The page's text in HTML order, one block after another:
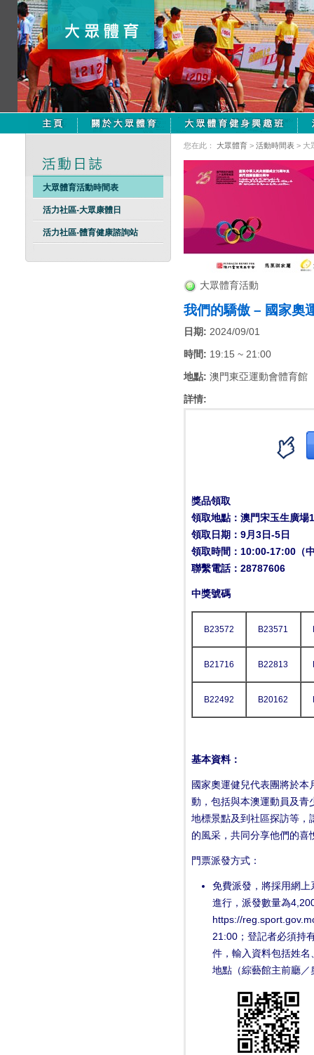
大眾體育活動時間表
活力社區-大眾康體日
活力社區-體育健康諮詢站
您在此： 大眾體育 > 活動時間表 > 大
大眾體育活動
我們的驕傲 – 國家奧
日期: 2024/09/01
時間: 19:15 ~ 21:00
地點: 澳門東亞運動會體育館
詳情:
獎品領取
領取地點：澳門宋玉生廣場
領取日期：9月3日-5日
領取時間：10:00-17:00（
聯繫電話：28787606
中獎號碼
B23572 B23571
B21716 B22813
B22492 B20162
基本資料：
國家奧運健兒代表團將於
動，包括與本澳運動員及青
地標景點及到社區探訪等，
的風采，共同分享他們的喜
門票派發方式：
免費派發，將採用網上
進行，派發數量為
https://
21:00；登記者必須持
件，輸入資料包括姓
地點（綜藝館主前廳